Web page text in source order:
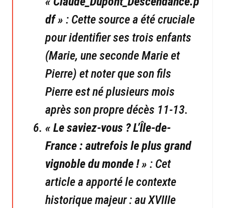
df » : Cette source a été cruciale
pour identifier ses trois enfants
(Marie, une seconde Marie et
Pierre) et noter que son fils
Pierre est né plusieurs mois
après son propre décès 11-13.
« Le saviez-vous ? L’Île-de-
France : autrefois le plus grand
vignoble du monde ! » : Cet
article a apporté le contexte
historique majeur : au XVIIIe